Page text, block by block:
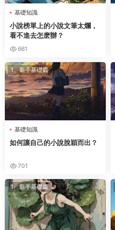
基礎知識
小說榜單上的小說文筆太爛，
看不進去怎麽辦？
661
1、新手基礎篇
基礎知識
如何讓自己的小說脫穎而出？
701
1、新手基礎篇